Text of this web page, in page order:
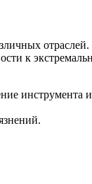
к
инструмента